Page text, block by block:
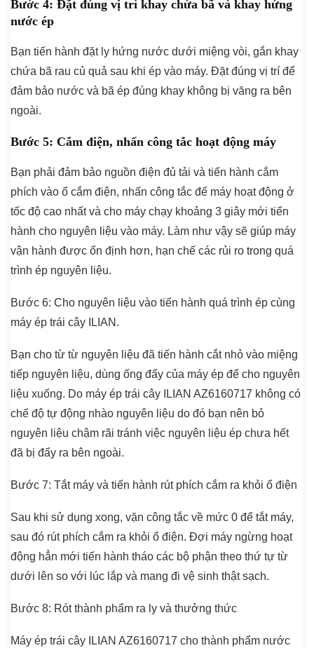
Bước 4: Đặt đúng vị trí khay chứa bã và khay hứng
nước ép
Bạn tiến hành đặt ly hứng nước dưới miệng vòi, gắn khay
chứa bã rau củ quả sau khi ép vào máy. Đặt đúng vị trí để
đảm bảo nước và bã ép đúng khay không bị văng ra bên
ngoài.
Bước 5: Cắm điện, nhấn công tắc hoạt động máy
Bạn phải đảm bảo nguồn điện đủ tải và tiến hành cắm
phích vào ổ cắm điện, nhấn công tắc để máy hoạt động ở
tốc độ cao nhất và cho máy chạy khoảng 3 giây mới tiến
hành cho nguyên liệu vào máy. Làm như vậy sẽ giúp máy
vận hành được ổn định hơn, hạn chế các rủi ro trong quá
trình ép nguyên liệu.
Bước 6: Cho nguyên liệu vào tiến hành quá trình ép cùng
máy ép trái cây ILIAN.
Bạn cho từ từ nguyên liệu đã tiến hành cắt nhỏ vào miệng
tiếp nguyên liệu, dùng ống đẩy của máy ép để cho nguyên
liệu xuống. Do máy ép trái cây ILIAN AZ6160717 không có
chế độ tự động nhào nguyên liệu do đó bạn nên bỏ
nguyên liệu chậm rãi tránh việc nguyên liệu ép chưa hết
đã bị đẩy ra bên ngoài.
Bước 7: Tắt máy và tiến hành rút phích cắm ra khỏi ổ điện
Sau khi sử dụng xong, vặn công tắc về mức 0 để tắt máy,
sau đó rút phích cắm ra khỏi ổ điện. Đợi máy ngừng hoạt
động hẳn mới tiến hành tháo các bộ phận theo thứ tự từ
dưới lên so với lúc lắp và mang đi vệ sinh thật sạch.
Bước 8: Rót thành phẩm ra ly và thưởng thức
Máy ép trái cây ILIAN AZ6160717 cho thành phẩm nước